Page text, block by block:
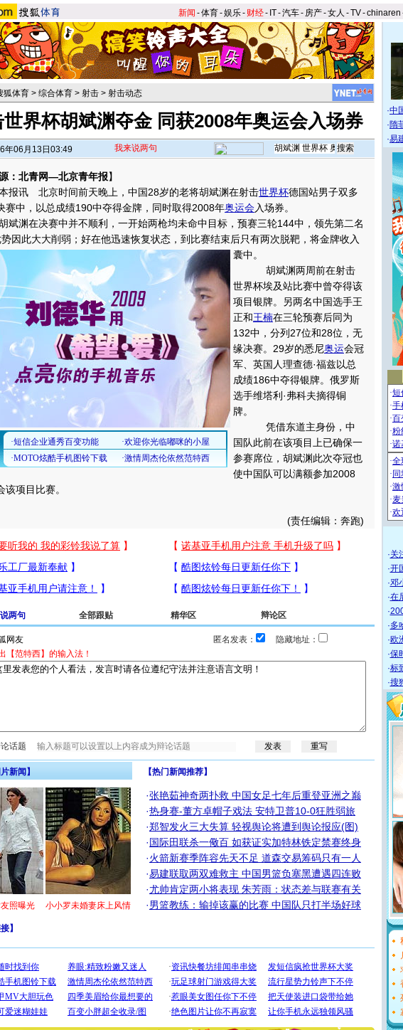
新闻 -体育-娱乐- 财经- IT-汽车- 房产-女人 -TV-chinaren
狐体育 > 综合体育 > 射击 > 射击动态
界杯胡斌渊夺金 同获2008年奥运会入场券
年06月13日03:49 我来说两句
：北青网—北京青年报】
讯 北京时间前天晚上，中国28岁的老将胡斌渊在射击世界杯德国站男子双多
赛中，以总成绩190中夺得金牌，同时取得2008年奥运会入场券。
渊在决赛中并不顺利，一开始两枪均未命中目标，预赛三轮144中，领先第二名
因此大大削弱；好在他迅速恢复状态，到比赛结束后只有两次脱靶，将金牌收入
囊中。
胡斌渊两周前在射击
世界杯埃及站比赛中曾夺得该
项目银牌。另两名中国选手王
正和王楠在三轮预赛后同为
132中，分列27位和28位，无
缘决赛。29岁的悉尼奥运会冠
军、英国人理查德·福兹以总
成绩186中夺得银牌。俄罗斯
选手维塔利·弗科夫摘得铜
牌。
凭借东道主身份，中
国队此前在该项目上已确保一
参赛席位，胡斌渊此次夺冠也
使中国队可以满额参加2008
该项目比赛。
(责任编辑：奔跑)
两句 全部跟贴 精华区 辩论区
匿名发表：
隐藏地址：
【范特西】的输入法！
论话题
新闻】
照曝光 小小罗未婚妻床上风情
【热门新闻推荐】
·张艳茹神奇两扑救 中国女足七年后重登亚洲之巅
·热身赛-董方卓帽子戏法 安特卫普10-0狂胜弱旅
·郑智发火三大失算 轻视舆论将遭到舆论报应(图)
·国际田联杀一儆百 如获证实加特林铁定禁赛终身
·火箭新赛季阵容先天不足 道森交易筹码只有一人
·易建联取两双难救主 中国男篮负塞黑遭遇四连败
·尤帅肯定两小将表现 朱芳雨：状态差与联赛有关
·男篮教练：输掉该赢的比赛 中国队只打半场好球
】
[圣诞节]圣诞节到了，想想没什么送给你的，又不打算给
你太多，只有给你五千万：千万快乐！千万要健康！千万
·中
·隋
·易
·关
·开
·邓
·在
·
·多
·欧
·保
·标
·搜